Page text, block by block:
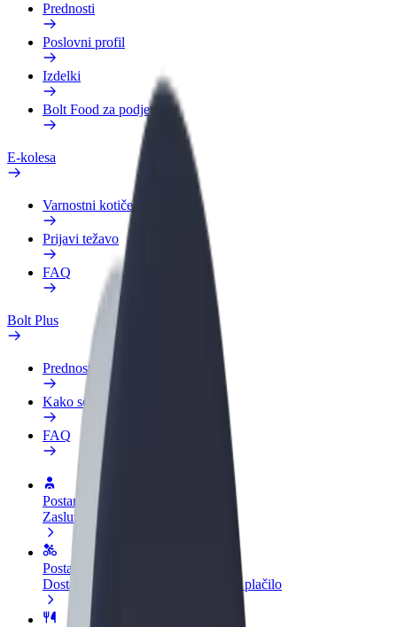
Prednosti
Poslovni profil
Izdelki
Bolt Food za podjetja
E-kolesa
Varnostni kotiček
Prijavi težavo
FAQ
Bolt Plus
Prednosti
Kako se pridružiti
FAQ
Postani voznik
Zasluži denar pod svojimi pogoji
Postanite kurir
Dostavljaj hrano in prejmi tedensko plačilo